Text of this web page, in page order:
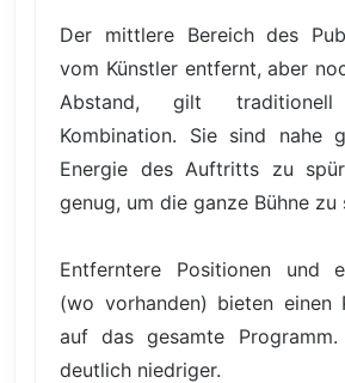
Der mittlere Bereich des
vom Künstler entfernt, aber
Abstand, gilt
Kombination. Sie sind nahe
Energie des Auftritts zu
genug, um die ganze Bühne zu
Entferntere Positionen und
(wo vorhanden) bieten einen
auf das gesamte
deutlich niedriger.